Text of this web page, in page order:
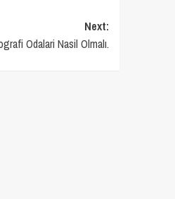
Next:
Odalari Nasil Olmalı.